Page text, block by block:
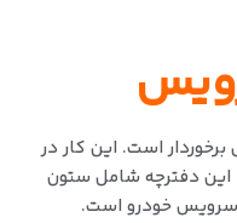
است. این کار در
این دفترچه شامل ستون
سرویس‌ خودرو است.